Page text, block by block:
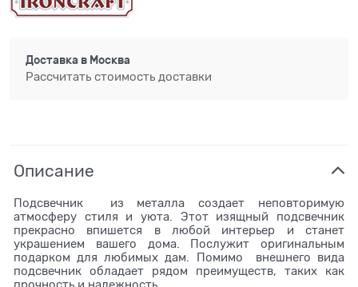
Доставка в Москва
Рассчитать стоимость доставки
Описание
Подсвечник из металла создает неповторимую
атмосферу стиля и уюта. Этот изящный подсвечник
прекрасно впишется в любой интерьер и станет
украшением вашего дома. Послужит оригинальным
подарком для любимых дам. Помимо внешнего вида
подсвечник обладает рядом преимуществ, таких как